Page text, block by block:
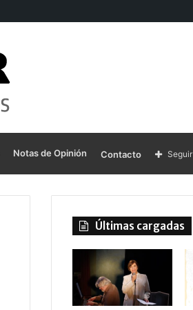
Notas de Opinión Contacto Seguir
Últimas cargadas